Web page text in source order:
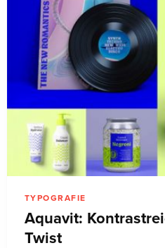
TYPOGRAFIE
Aquavit:
Twist